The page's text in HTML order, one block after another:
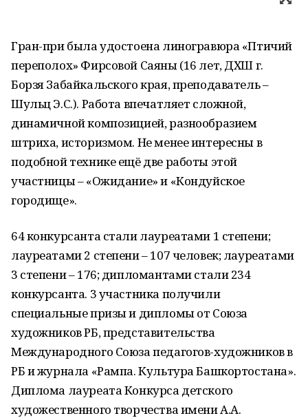
Гран-при была удостоена линогравюра «Птичий
переполох» Фирсовой Саяны (16 лет, ДХШ г.
Борзя Забайкальского края, преподаватель –
Шульц Э.С.). Работа впечатляет сложной,
динамичной композицией, разнообразием
штриха, историзмом. Не менее интересны в
подобной технике ещё две работы этой
участницы – «Ожидание» и «Кондуйское
городище».
64 конкурсанта стали лауреатами 1 степени;
лауреатами 2 степени – 107 человек; лауреатами
3 степени – 176; дипломантами стали 234
конкурсанта. 3 участника получили
специальные призы и дипломы от Союза
художников РБ, представительства
Международного Союза педагогов-художников в
РБ и журнала «Рампа. Культура Башкортостана».
Диплома лауреата Конкурса детского
художественного творчества имени А.А.